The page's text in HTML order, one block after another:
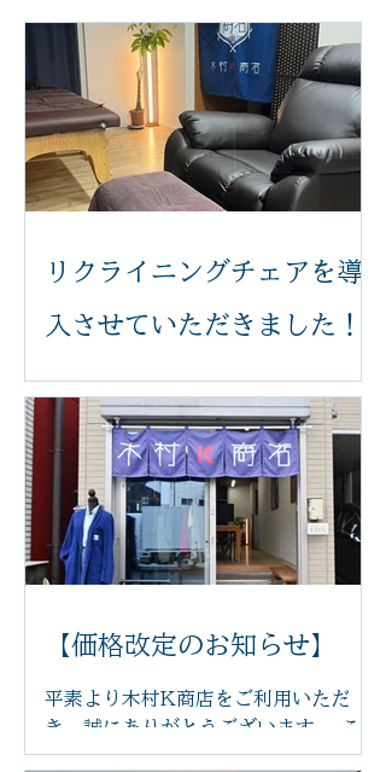
リクライニングチェアを導
入させていただきました！
いつも木村k商店をご利用いただき誠
にありがとうございます。 このたび、
足つぼ施術をより快適に受けていただ
けるよう、新しいリクライニングチェ
アを導入いたしました。 体の力が抜け
てリラックスした状態で受けていただ
くことで、より心地よく施術を受けて
いただけます。 新しいチェアは、身体
に調整できるため、長時間でも負担が
ます。 「まるで雲の上にいるような座
り心地」と感じていただけるほど、快
適な座り心地です。 足つぼの刺激で身
【価格改定のお知らせ】
平素より木村K商店をご利用いただ
き、誠にありがとうございます。 この
たび、原材料費や光熱費の高騰に伴